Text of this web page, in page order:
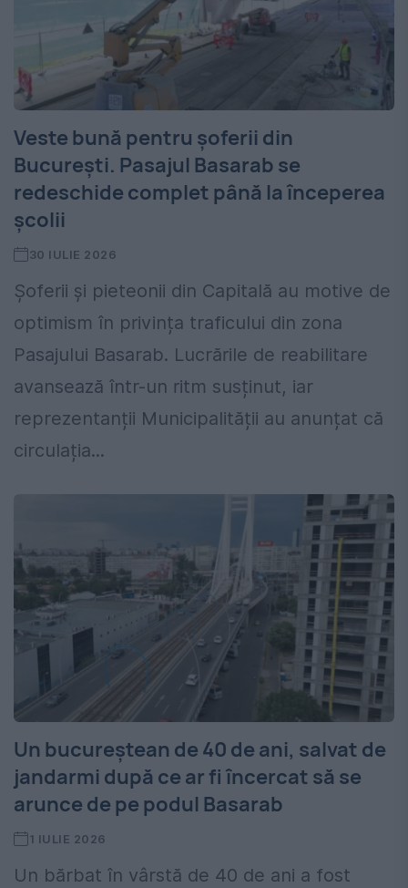
Veste bună pentru șoferii din
București. Pasajul Basarab se
redeschide complet până la începerea
școlii
30 IULIE 2026
Șoferii și pieteonii din Capitală au motive de
optimism în privința traficului din zona
Pasajului Basarab. Lucrările de reabilitare
avansează într-un ritm susținut, iar
reprezentanții Municipalității au anunțat că
circulația...
Un bucureștean de 40 de ani, salvat de
jandarmi după ce ar fi încercat să se
arunce de pe podul Basarab
1 IULIE 2026
Un bărbat în vârstă de 40 de ani a fost